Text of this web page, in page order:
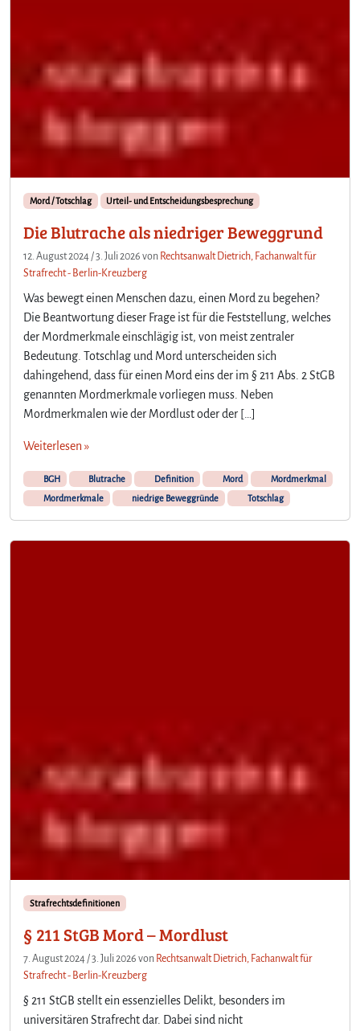
Mord / Totschlag Urteil- und Entscheidungsbesprechung
Die Blutrache als niedriger Beweggrund
12. August 2024 /3. Juli 2026 von Rechtsanwalt Dietrich, Fachanwalt für
Strafrecht - Berlin-Kreuzberg
Was bewegt einen Menschen dazu, einen Mord zu begehen?
Die Beantwortung dieser Frage ist für die Feststellung, welches
der Mordmerkmale einschlägig ist, von meist zentraler
Bedeutung. Totschlag und Mord unterscheiden sich
dahingehend, dass für einen Mord eins der im § 211 Abs. 2 StGB
genannten Mordmerkmale vorliegen muss. Neben
Mordmerkmalen wie der Mordlust oder der […]
Weiterlesen »
BGH Blutrache Definition Mord
Mordmerkmal
Mordmerkmale
niedrige Beweggründe Totschlag
Strafrechtsdefinitionen
§ 211 StGB Mord – Mordlust
7. August 2024 /3. Juli 2026 von Rechtsanwalt Dietrich, Fachanwalt für
Strafrecht - Berlin-Kreuzberg
§ 211 StGB stellt ein essenzielles Delikt, besonders im
universitären Strafrecht dar. Dabei sind nicht